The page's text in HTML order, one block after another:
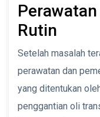
Rutin
Setelah masalah
perawatan dan
yang ditentukan
penggantian oli